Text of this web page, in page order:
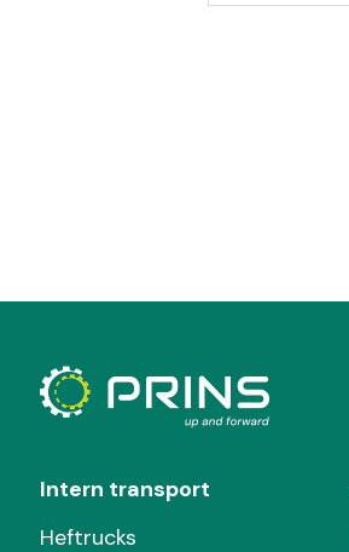
Intern transport
Heftrucks